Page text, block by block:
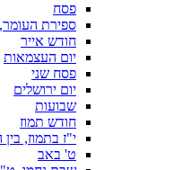
פסח
ספירת
חודש אייר
יום העצמאות
פסח שני
יום ירושלים
שבועות
חודש תמוז
י"ז בתמוז,
ט' באב